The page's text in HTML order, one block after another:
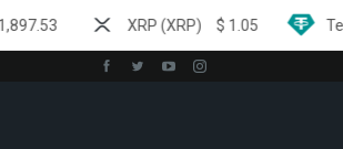
XRP (XRP) $1.05 Tether (USDT)